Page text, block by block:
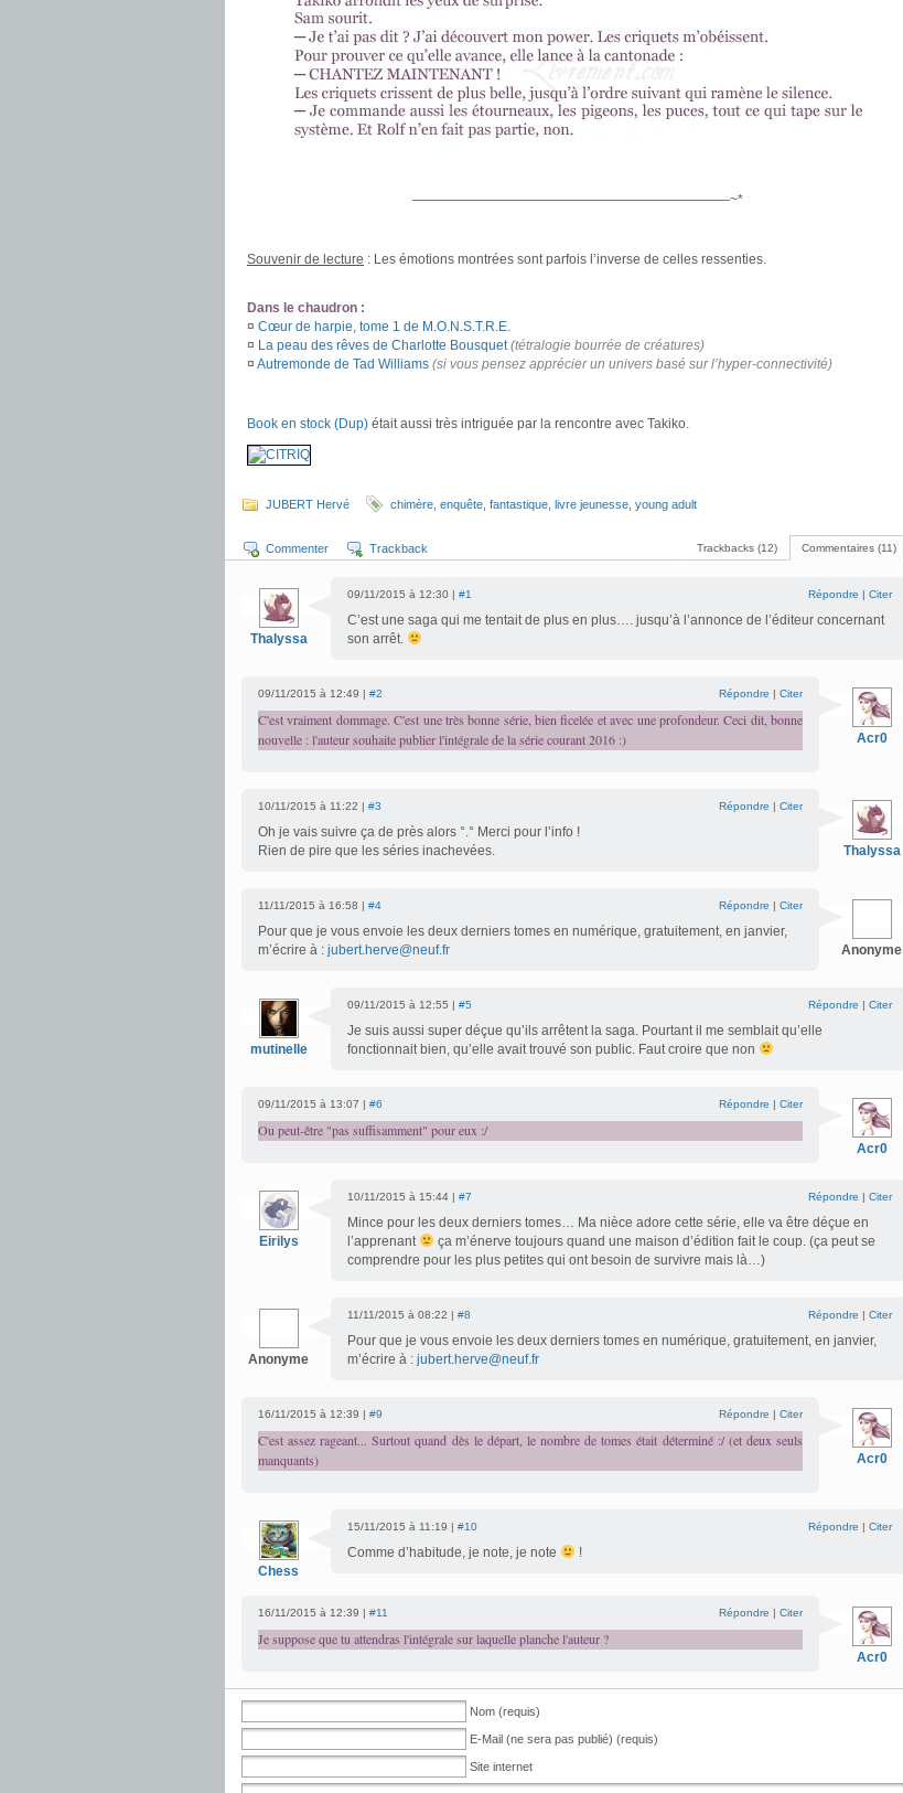
————————————————————————~*
Souvenir de lecture : Les émotions montrées sont parfois l’inverse de celles ressenties.
Dans le chaudron :
¤ Cœur de harpie, tome 1 de M.O.N.S.T.R.E.
¤ La peau des rêves de Charlotte Bousquet(tétralogie bourrée de créatures)
¤ Autremonde de Tad Williams (si vous pensez apprécier un univers basé sur l’hyper-connectivité)
Book en stock (Dup) était aussi très intriguée par la rencontre avec Takiko.
JUBERT Hervé chimère enquête fantastique livre jeunesse young adult
Commentaires (11)
Trackbacks (12)
Commenter Trackback
Thalyssa
09/11/2015 à 12:30 | #1 Répondre | Citer
C’est une saga qui me tentait de plus en plus…. jusqu’à l’annonce de l’éditeur concernant
son arrêt.
Acr0
09/11/2015 à 12:49 | #2 Répondre | Citer
C'est vraiment dommage. C'est une très bonne série, bien ficelée et avec une profondeur. Ceci dit, bonne
nouvelle : l'auteur souhaite publier l'intégrale de la série courant 2016 :)
Thalyssa
10/11/2015 à 11:22 | #3 Répondre | Citer
Oh je vais suivre ça de près alors °.° Merci pour l’info !
Rien de pire que les séries inachevées.
Anonyme
11/11/2015 à 16:58 | #4 Répondre | Citer
Pour que je vous envoie les deux derniers tomes en numérique, gratuitement, en janvier,
m’écrire à : jubert.herve@neuf.fr
mutinelle
09/11/2015 à 12:55 | #5 Répondre | Citer
Je suis aussi super déçue qu’ils arrêtent la saga. Pourtant il me semblait qu’elle
fonctionnait bien, qu’elle avait trouvé son public. Faut croire que non
Acr0
09/11/2015 à 13:07 | #6 Répondre | Citer
Ou peut-être "pas suffisamment" pour eux :/
Eirilys
10/11/2015 à 15:44 | #7 Répondre | Citer
Mince pour les deux derniers tomes… Ma nièce adore cette série, elle va être déçue en
l’apprenant
ça m’énerve toujours quand une maison d’édition fait le coup. (ça peut se
comprendre pour les plus petites qui ont besoin de survivre mais là…)
Anonyme
11/11/2015 à 08:22 | #8 Répondre | Citer
Pour que je vous envoie les deux derniers tomes en numérique, gratuitement, en janvier,
m’écrire à : jubert.herve@neuf.fr
Acr0
16/11/2015 à 12:39 | #9 Répondre | Citer
C'est assez rageant... Surtout quand dès le départ, le nombre de tomes était déterminé :/ (et deux seuls
manquants)
Chess
15/11/2015 à 11:19 | #10 Répondre | Citer
Comme d’habitude, je note, je note !
Acr0
16/11/2015 à 12:39 | #11 Répondre | Citer
Je suppose que tu attendras l'intégrale sur laquelle planche l'auteur ?
Nom (requis)
E-Mail (ne sera pas publié) (requis)
Site internet